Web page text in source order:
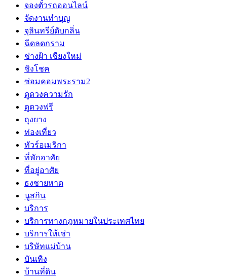
จองตั๋วรถออนไลน์
จัดงานทำบุญ
จุลินทรีย์ดับกลิ่น
ฉีดลดกราม
ช่างฝ้า เชียงใหม่
ชิงโชค
ซ่อมคอมพระราม2
ดูดวงความรัก
ดูดวงฟรี
ถุงยาง
ท่องเที่ยว
ทัวร์อเมริกา
ที่พักอาศัย
ที่อยู่อาศัย
ธงชายหาด
นูสกิน
บริการ
บริการทางกฎหมายในประเทศไทย
บริการให้เช่า
บริษัทแม่บ้าน
บันเทิง
บ้านที่ดิน